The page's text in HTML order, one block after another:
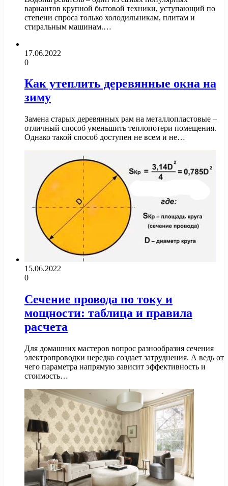
вариантов крупной бытовой техники, уступающий по
степени спроса только холодильникам, плитам и
стиральным машинам.…
17.06.2022
0
Как утеплить деревянные окна на
зиму
Замена старых деревянных рам на металлопластовые –
отличный способ уменьшить теплопотери помещения.
Однако такой способ доступен не всем и не…
15.06.2022
0
Сечение провода по току и
мощности: таблица и правила
расчета
Для домашних мастеров вопрос разнообразия сечения
электропроводки нередко создает затруднения. А ведь от
чего параметра напрямую зависит эффективность и
стоимость…